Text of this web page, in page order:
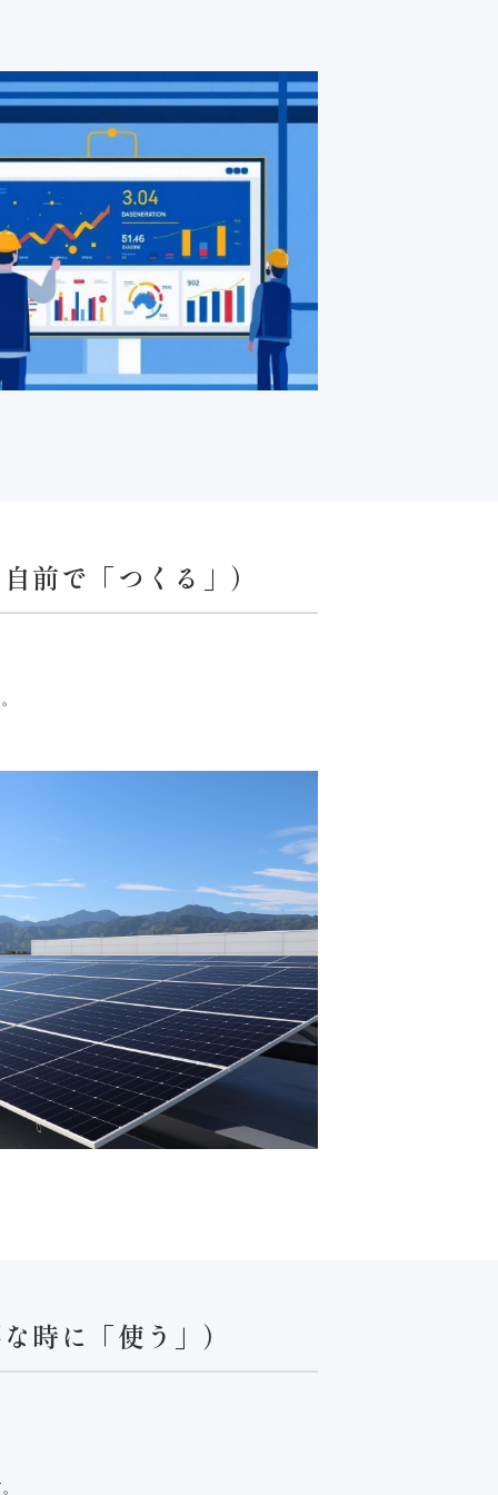
前で「つくる」）
時に「使う」）